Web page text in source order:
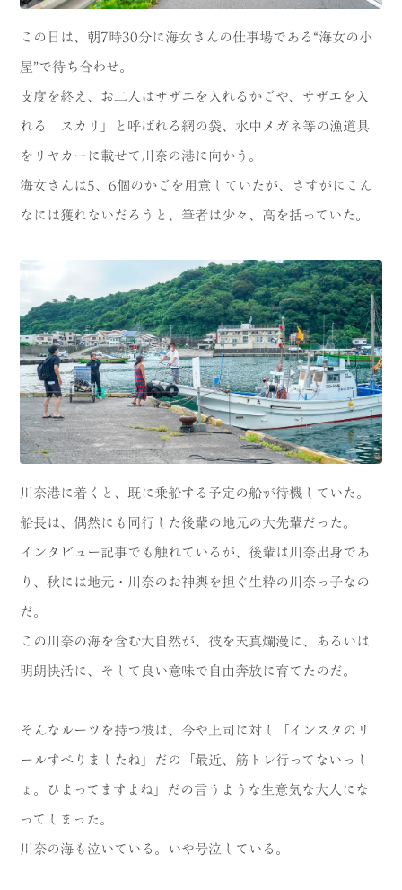
この日は、朝7時30分に海女さんの仕事場である“海女の小
屋”で待ち合わせ。
支度を終え、お二人はサザエを入れるかごや、サザエを入
れる「スカリ」と呼ばれる網の袋、水中メガネ等の漁道具
をリヤカーに載せて川奈の港に向かう。
海女さんは5、6個のかごを用意していたが、さすがにこん
なには獲れないだろうと、筆者は少々、高を括っていた。
川奈港に着くと、既に乗船する予定の船が待機していた。
船長は、偶然にも同行した後輩の地元の大先輩だった。
インタビュー記事でも触れているが、後輩は川奈出身であ
り、秋には地元・川奈のお神輿を担ぐ生粋の川奈っ子なの
だ。
この川奈の海を含む大自然が、彼を天真爛漫に、あるいは
明朗快活に、そして良い意味で自由奔放に育てたのだ。
そんなルーツを持つ彼は、今や上司に対し「インスタのリ
ールすべりましたね」だの「最近、筋トレ行ってないっし
ょ。ひよってますよね」だの言うような生意気な大人にな
ってしまった。
川奈の海も泣いている。いや号泣している。